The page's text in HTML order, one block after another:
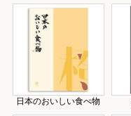
日本のおいしい食べ物